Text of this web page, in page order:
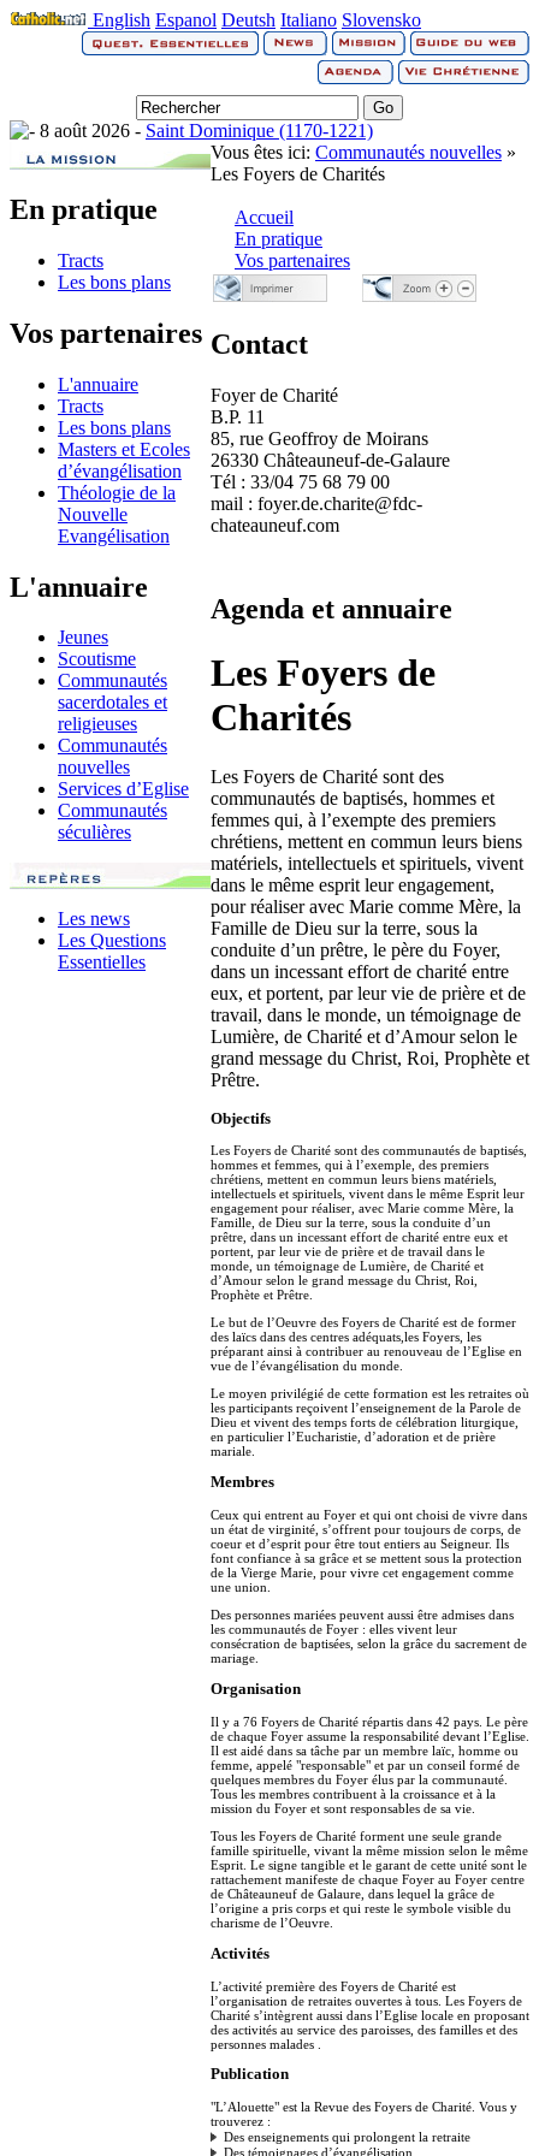
English Espanol Deutsh Italiano Slovensko
8 août 2026 - Saint Dominique (1170-1221)
En pratique
Tracts
Les bons plans
Vos partenaires
L'annuaire
Tracts
Les bons plans
Masters et Ecoles
d’évangélisation
Théologie de la
Nouvelle
Evangélisation
L'annuaire
Jeunes
Scoutisme
Communautés
sacerdotales et
religieuses
Communautés
nouvelles
Services d’Eglise
Communautés
séculières
Les news
Les Questions
Essentielles
Vous êtes ici: Communautés nouvelles »
Les Foyers de Charités
Accueil
En pratique
Vos partenaires
Contact
Foyer de Charité
B.P. 11
85, rue Geoffroy de Moirans
26330 Châteauneuf-de-Galaure
Tél : 33/04 75 68 79 00
mail : foyer.de.charite@fdc-
chateauneuf.com
Agenda et annuaire
Les Foyers de
Charités
Les Foyers de Charité sont des
communautés de baptisés, hommes et
femmes qui, à l’exempte des premiers
chrétiens, mettent en commun leurs biens
matériels, intellectuels et spirituels, vivent
dans le même esprit leur engagement,
pour réaliser avec Marie comme Mère, la
Famille de Dieu sur la terre, sous la
conduite d’un prêtre, le père du Foyer,
dans un incessant effort de charité entre
eux, et portent, par leur vie de prière et de
travail, dans le monde, un témoignage de
Lumière, de Charité et d’Amour selon le
grand message du Christ, Roi, Prophète et
Prêtre.
Objectifs
Les Foyers de Charité sont des communautés de baptisés,
hommes et femmes, qui à l’exemple, des premiers
chrétiens, mettent en commun leurs biens matériels,
intellectuels et spirituels, vivent dans le même Esprit leur
engagement pour réaliser, avec Marie comme Mère, la
Famille, de Dieu sur la terre, sous la conduite d’un
prêtre, dans un incessant effort de charité entre eux et
portent, par leur vie de prière et de travail dans le
monde, un témoignage de Lumière, de Charité et
d’Amour selon le grand message du Christ, Roi,
Prophète et Prêtre.
Le but de l’Oeuvre des Foyers de Charité est de former
des laïcs dans des centres adéquats,les Foyers, les
préparant ainsi à contribuer au renouveau de l’Eglise en
vue de l’évangélisation du monde.
Le moyen privilégié de cette formation est les retraites où
les participants reçoivent l’enseignement de la Parole de
Dieu et vivent des temps forts de célébration liturgique,
en particulier l’Eucharistie, d’adoration et de prière
mariale.
Membres
Ceux qui entrent au Foyer et qui ont choisi de vivre dans
un état de virginité, s’offrent pour toujours de corps, de
coeur et d’esprit pour être tout entiers au Seigneur. Ils
font confiance à sa grâce et se mettent sous la protection
de la Vierge Marie, pour vivre cet engagement comme
une union.
Des personnes mariées peuvent aussi être admises dans
les communautés de Foyer : elles vivent leur
consécration de baptisées, selon la grâce du sacrement de
mariage.
Organisation
Il y a 76 Foyers de Charité répartis dans 42 pays. Le père
de chaque Foyer assume la responsabilité devant l’Eglise.
Il est aidé dans sa tâche par un membre laïc, homme ou
femme, appelé "responsable" et par un conseil formé de
quelques membres du Foyer élus par la communauté.
Tous les membres contribuent à la croissance et à la
mission du Foyer et sont responsables de sa vie.
Tous les Foyers de Charité forment une seule grande
famille spirituelle, vivant la même mission selon le même
Esprit. Le signe tangible et le garant de cette unité sont le
rattachement manifeste de chaque Foyer au Foyer centre
de Châteauneuf de Galaure, dans lequel la grâce de
l’origine a pris corps et qui reste le symbole visible du
charisme de l’Oeuvre.
Activités
L’activité première des Foyers de Charité est
l’organisation de retraites ouvertes à tous. Les Foyers de
Charité s’intègrent aussi dans l’Eglise locale en proposant
des activités au service des paroisses, des familles et des
personnes malades .
Publication
"L’Alouette" est la Revue des Foyers de Charité. Vous y
trouverez :
Des enseignements qui prolongent la retraite
Des témoignages d’évangélisation